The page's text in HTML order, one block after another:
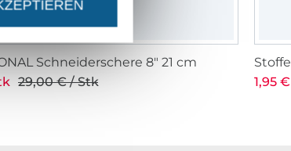
Schneiderschere 8" 21 cm
29,00 € / Stk
1,95